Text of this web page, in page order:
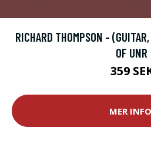
RICHARD THOMPSON -
OF UNR
359
MER